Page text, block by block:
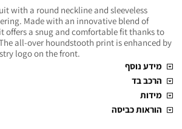
with a round neckline and sleeveless
Made with an innovative blend of
offers a snug and comfortable fit thanks to
all-over houndstooth print is enhanced by
logo on the front.
מידע נוסף
הרכב בד
מידות
הוראות כביסה